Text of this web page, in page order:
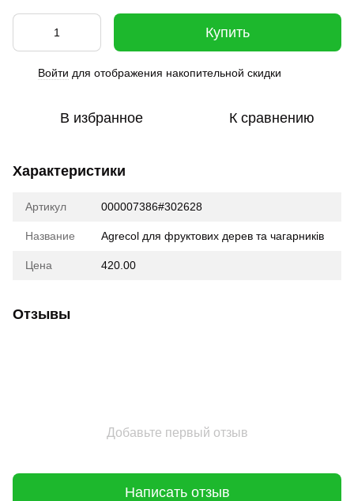
Купить
Войти для отображения накопительной скидки
В избранное К сравнению
Характеристики
Артикул 000007386#302628
Название Agrecol для фруктових дерев та чагарників
Цена 420.00
Отзывы
Добавьте первый отзыв
Написать отзыв